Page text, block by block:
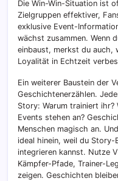
Die Win-Win-Situation ist
Zielgruppen effektiver,
exklusive Event-
wächst zusammen. Wenn
einbaust, merkst du auch,
Loyalität in Echtzeit
Ein weiterer Baustein der
Geschichtenerzählen.
Story: Warum trainiert ihr?
Events stehen an?
Menschen magisch an.
ideal hinein, weil du
integrieren kannst. Nutze
Kämpfer-Pfade, Trainer-
zeigen. Geschichten